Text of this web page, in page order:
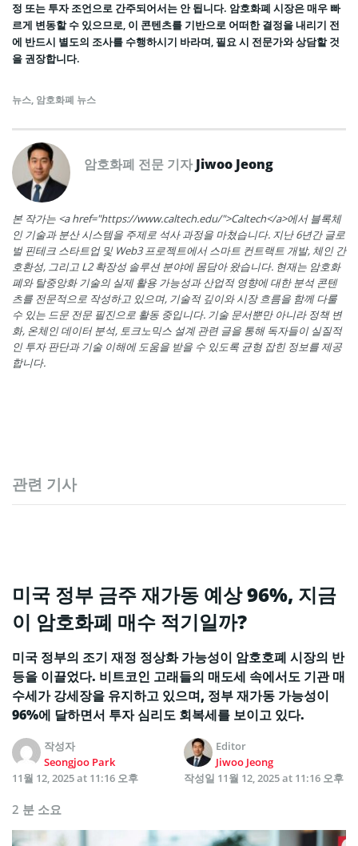
정 또는 투자 조언으로 간주되어서는 안 됩니다. 암호화폐 시장은 매우 빠
르게 변동할 수 있으므로, 이 콘텐츠를 기반으로 어떠한 결정을 내리기 전
에 반드시 별도의 조사를 수행하시기 바라며, 필요 시 전문가와 상담할 것
을 권장합니다.
뉴스, 암호화폐 뉴스
암호화폐 전문 기자Jiwoo Jeong
본 작가는 <a href="https://www.caltech.edu/">Caltech</a>에서 블록체
인 기술과 분산 시스템을 주제로 석사 과정을 마쳤습니다. 지난 6년간 글로
벌 핀테크 스타트업 및 Web3 프로젝트에서 스마트 컨트랙트 개발, 체인 간
호환성, 그리고 L2 확장성 솔루션 분야에 몸담아 왔습니다. 현재는 암호화
폐와 탈중앙화 기술의 실제 활용 가능성과 산업적 영향에 대한 분석 콘텐
츠를 전문적으로 작성하고 있으며, 기술적 깊이와 시장 흐름을 함께 다룰
수 있는 드문 전문 필진으로 활동 중입니다. 기술 문서뿐만 아니라 정책 변
화, 온체인 데이터 분석, 토크노믹스 설계 관련 글을 통해 독자들이 실질적
인 투자 판단과 기술 이해에 도움을 받을 수 있도록 균형 잡힌 정보를 제공
합니다.
관련 기사
미국 정부 금주 재가동 예상 96%, 지금
이 암호화폐 매수 적기일까?
미국 정부의 조기 재정 정상화 가능성이 암호호폐 시장의 반
등을 이끌었다. 비트코인 고래들의 매도세 속에서도 기관 매
수세가 강세장을 유지하고 있으며, 정부 재가동 가능성이
96%에 달하면서 투자 심리도 회복세를 보이고 있다.
작성자
Seongjoo Park
Editor
Jiwoo Jeong
11월 12, 2025 at 11:16 오후
작성일 11월 12, 2025 at 11:16 오후
2 분 소요